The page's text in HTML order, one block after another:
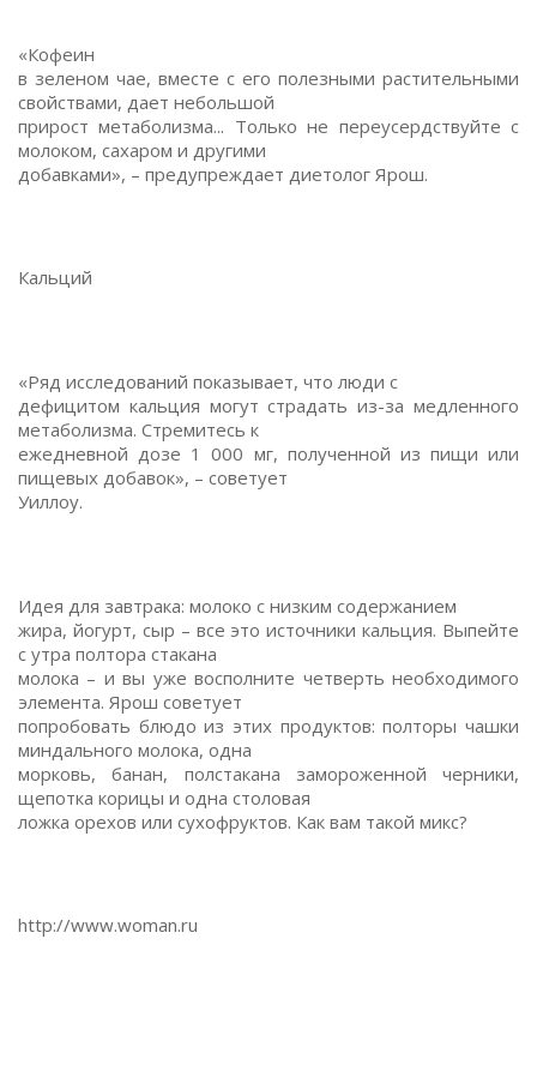
«Кофеин
в зеленом чае, вместе с его полезными растительными
свойствами, дает небольшой
прирост метаболизма... Только не переусердствуйте с
молоком, сахаром и другими
добавками», – предупреждает диетолог Ярош.
Кальций
«Ряд исследований показывает, что люди с
дефицитом кальция могут страдать из-за медленного
метаболизма. Стремитесь к
ежедневной дозе 1 000 мг, полученной из пищи или
пищевых добавок», – советует
Уиллоу.
Идея для завтрака: молоко с низким содержанием
жира, йогурт, сыр – все это источники кальция. Выпейте
с утра полтора стакана
молока – и вы уже восполните четверть необходимого
элемента. Ярош советует
попробовать блюдо из этих продуктов: полторы чашки
миндального молока, одна
морковь, банан, полстакана замороженной черники,
щепотка корицы и одна столовая
ложка орехов или сухофруктов. Как вам такой микс?
http://www.woman.ru